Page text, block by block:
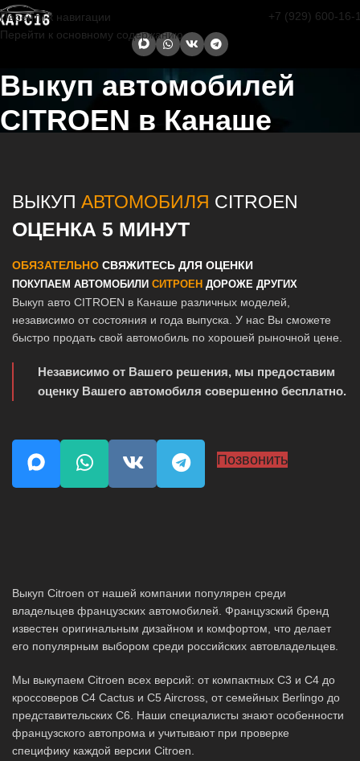
Перейти к навигации
Перейти к основному содержанию
+7 (929) 600-16-
Выкуп автомобилей
CITROEN в Канаше
ВЫКУП АВТОМОБИЛЯ CITROEN
ОЦЕНКА 5 МИНУТ
ОБЯЗАТЕЛЬНО СВЯЖИТЕСЬ ДЛЯ ОЦЕНКИ
ПОКУПАЕМ АВТОМОБИЛИ СИТРОЕН ДОРОЖЕ ДРУГИХ
Выкуп авто CITROEN в Канаше различных моделей,
независимо от состояния и года выпуска. У нас Вы сможете
быстро продать свой автомобиль по хорошей рыночной цене.
Независимо от Вашего решения, мы предоставим
оценку Вашего автомобиля совершенно бесплатно.
Позвонить
Выкуп Citroen от нашей компании популярен среди
владельцев французских автомобилей. Французский бренд
известен оригинальным дизайном и комфортом, что делает
его популярным выбором среди российских автовладельцев.
Мы выкупаем Citroen всех версий: от компактных C3 и C4 до
кроссоверов C4 Cactus и C5 Aircross, от семейных Berlingo до
представительских C6. Наши специалисты знают особенности
французского автопрома и учитывают при проверке
специфику каждой версии Citroen.